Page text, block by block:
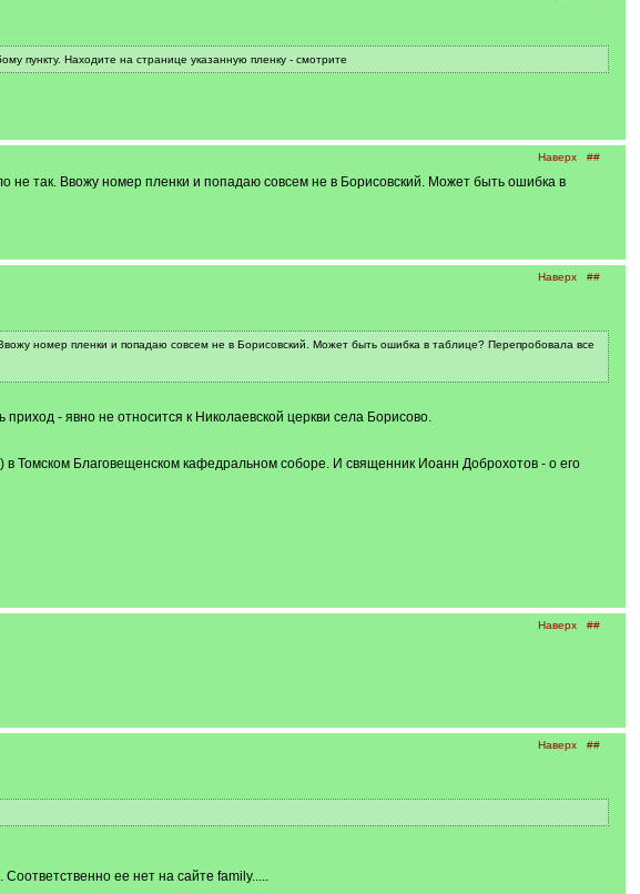
пункту. Находите на странице указанную пленку - смотрите
Наверх ##
так. Ввожу номер пленки и попадаю совсем не в Борисовский. Может быть ошибка в
Наверх ##
номер пленки и попадаю совсем не в Борисовский. Может быть ошибка в таблице? Перепробовала все
- явно не относится к Николаевской церкви села Борисово.
Томском Благовещенском кафедральном соборе. И священник Иоанн Доброхотов - о его
Наверх ##
Наверх ##
ее нет на сайте family.....